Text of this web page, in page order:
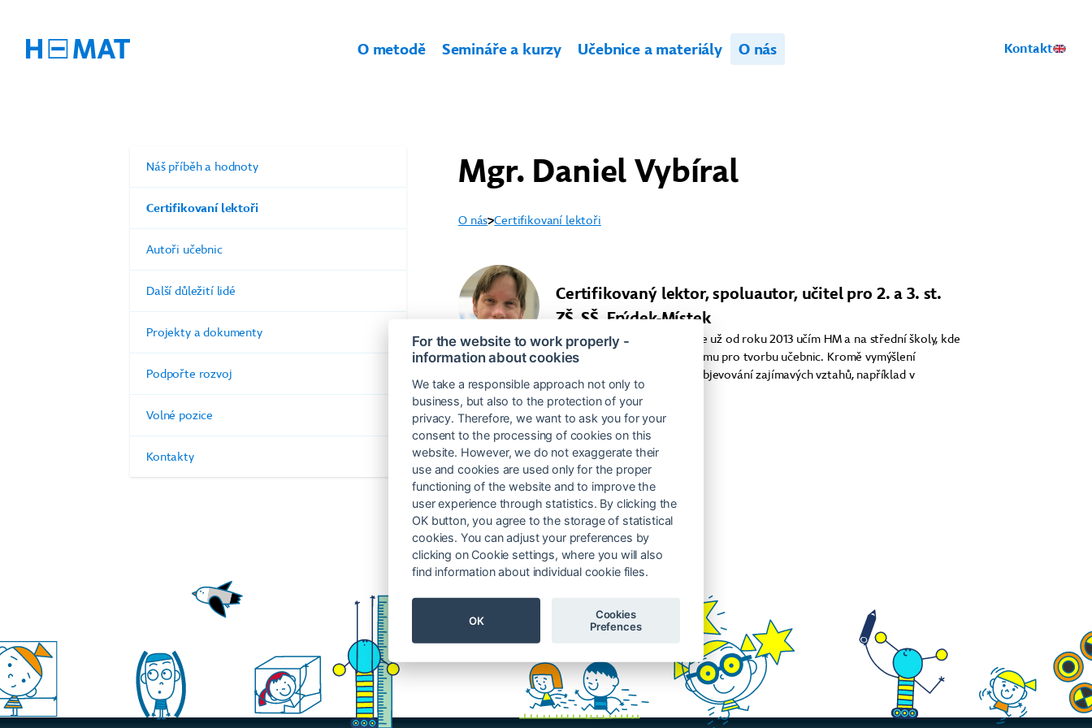
O metodě Semináře a kurzy Učebnice a materiály O nás Kontakt
Náš příběh a hodnoty
Certifikovaní lektoři
Autoři učebnic
Další důležití lidé
Projekty a dokumenty
Podpořte rozvoj
Volné pozice
Kontakty
Mgr. Daniel Vybíral
O nás Certifikovaní lektoři
Certifikovaný lektor, spoluautor, učitel pro 2. a 3. st.
ZŠ, SŠ, Frýdek-Místek
Zaměřuji se na 2. stupeň, kde už od roku 2013 učím HM a na střední školy, kde
jsem součástí autorského týmu pro tvorbu učebnic. Kromě vymýšlení
gradovaných úloh mě baví objevování zajímavých vztahů, například v
dělitelnosti.
Certifikovaní lektoři
For the website to work properly -
information about cookies
We take a responsible approach not only to
business, but also to the protection of your
privacy. Therefore, we want to ask you for your
consent to the processing of cookies on this
website. However, we do not exaggerate their
use and cookies are used only for the proper
functioning of the website and to improve the
user experience through statistics. By clicking the
OK button, you agree to the storage of statistical
cookies. You can adjust your preferences by
clicking on Cookie settings, where you will also
find information about individual cookie files.
OK
Cookies
Prefences